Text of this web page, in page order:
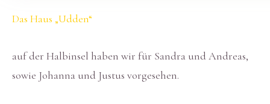
Das Haus „Udden“
auf der Halbinsel haben wir für Sandra und Andreas,
sowie Johanna und Justus vorgesehen.